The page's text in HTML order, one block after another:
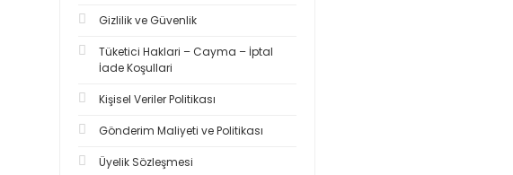
Gizlilik ve Güvenlik
Tüketici Haklari – Cayma – İptal
İade Koşullari
Kişisel Veriler Politikası
Gönderim Maliyeti ve Politikası
Üyelik Sözleşmesi